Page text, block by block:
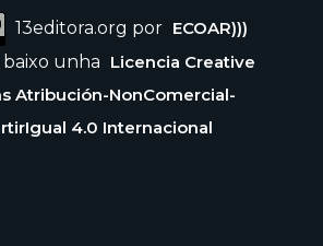
13editora.org por ECOAR)))
unha Licencia Creative
Atribución-NonComercial-
4.0 Internacional